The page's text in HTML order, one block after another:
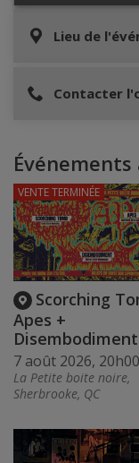
Lieu de
Contacter
Scorching
Apes +
Disembodiment
7 août 2026, 20h00
La Petite boite noire,
Sherbrooke, QC
VENTE TERMINÉE